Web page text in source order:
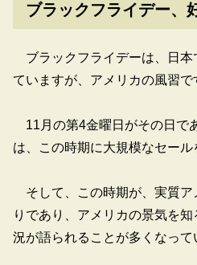
ブラックフライデー、
ブラックフライデーは、日本
ていますが、アメリカの風習で
11月の第4金曜日がその日で
は、この時期に大規模なセール
そして、この時期が、実質ア
りであり、アメリカの景気を
況が語られることが多くなって